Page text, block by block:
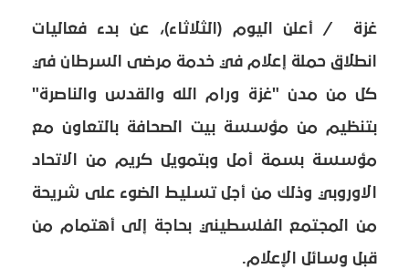
غزة / أعلن اليوم (الثلاثاء)، عن بدء فعاليات
انطلاق حملة إعلام في خدمة مرضى السرطان في
كل من مدن "غزة ورام الله والقدس والناصرة"
بتنظيم من مؤسسة بيت الصحافة بالتعاون مع
مؤسسة بسمة أمل وبتمويل كريم من الاتحاد
الاوروبي وذلك من أجل تسليط الضوء على شريحة
من المجتمع الفلسطيني بحاجة إلى أهتمام من
قبل وسائل الإعلام.